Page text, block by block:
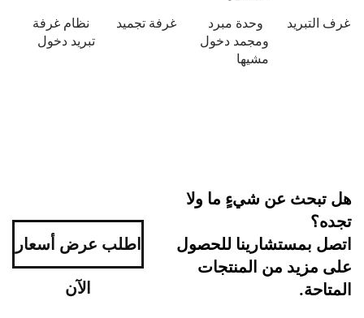
وحدة مبرد
ومجمد دخول
غرفة تجميد
نظام غرفة
عن شيءٍ ما ولا
للحصول
من المنتجات
اطلب عرض أسعار